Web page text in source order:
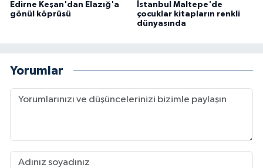
Edirne Keşan'dan Elazığ'a
gönül köprüsü
İstanbul Maltepe'de
çocuklar kitapların renkli
dünyasında
Yorumlar